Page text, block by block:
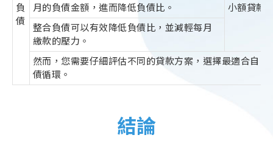
負
債
月的負債金額，進而降低負債比。
小額貸款
整合負債可以有效降低負債比，並減輕每月
繳款的壓力。
然而，您需要仔細評估不同的貸款方案，選擇最適合自
債循環。
結論